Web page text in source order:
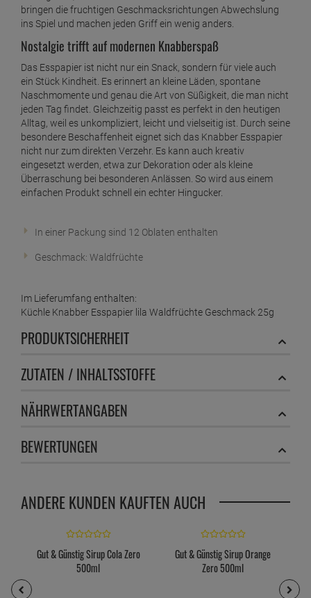
bringen die fruchtigen Geschmacksrichtungen Abwechslung
ins Spiel und machen jeden Griff ein wenig anders.
Nostalgie trifft auf modernen Knabberspaß
Das Esspapier ist nicht nur ein Snack, sondern für viele auch
ein Stück Kindheit. Es erinnert an kleine Läden, spontane
Naschmomente und genau die Art von Süßigkeit, die man nicht
jeden Tag findet. Gleichzeitig passt es perfekt in den heutigen
Alltag, weil es unkompliziert, leicht und vielseitig ist. Durch seine
besondere Beschaffenheit eignet sich das Knabber Esspapier
nicht nur zum direkten Verzehr. Es kann auch kreativ
eingesetzt werden, etwa zur Dekoration oder als kleine
Überraschung bei besonderen Anlässen. So wird aus einem
einfachen Produkt schnell ein echter Hingucker.
In einer Packung sind 12 Oblaten enthalten
Geschmack: Waldfrüchte
Im Lieferumfang enthalten:
Küchle Knabber Esspapier lila Waldfrüchte Geschmack 25g
PRODUKTSICHERHEIT
ZUTATEN / INHALTSSTOFFE
NÄHRWERTANGABEN
BEWERTUNGEN
ANDERE KUNDEN KAUFTEN AUCH
Gut & Günstig Sirup Cola Zero
500ml
Gut & Günstig Sirup Orange
Zero 500ml